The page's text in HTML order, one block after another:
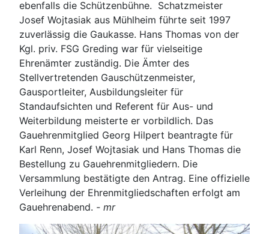
ebenfalls die Schützenbühne. Schatzmeister
Josef Wojtasiak aus Mühlheim führte seit 1997
zuverlässig die Gaukasse. Hans Thomas von der
Kgl. priv. FSG Greding war für vielseitige
Ehrenämter zuständig. Die Ämter des
Stellvertretenden Gauschützenmeister,
Gausportleiter, Ausbildungsleiter für
Standaufsichten und Referent für Aus- und
Weiterbildung meisterte er vorbildlich. Das
Gauehrenmitglied Georg Hilpert beantragte für
Karl Renn, Josef Wojtasiak und Hans Thomas die
Bestellung zu Gauehrenmitgliedern. Die
Versammlung bestätigte den Antrag. Eine offizielle
Verleihung der Ehrenmitgliedschaften erfolgt am
Gauehrenabend. - mr